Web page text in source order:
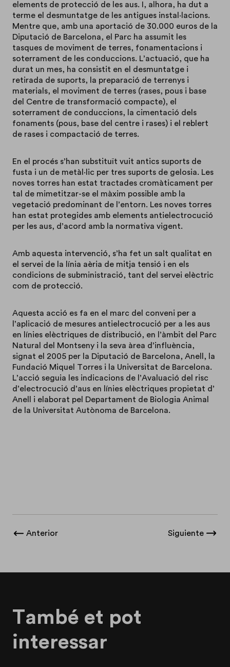
elements de protecció de les aus. I, alhora, ha dut a
terme el desmuntatge de les antigues instal·lacions.
Mentre que, amb una aportació de 30.000 euros de la
Diputació de Barcelona, el Parc ha assumit les
tasques de moviment de terres, fonamentacions i
soterrament de les conduccions. L’actuació, que ha
durat un mes, ha consistit en el desmuntatge i
retirada de suports, la preparació de terrenys i
materials, el moviment de terres (rases, pous i base
del Centre de transformació compacte), el
soterrament de conduccions, la cimentació dels
fonaments (pous, base del centre i rases) i el reblert
de rases i compactació de terres.
En el procés s’han substituït vuit antics suports de
fusta i un de metàl·lic per tres suports de gelosia. Les
noves torres han estat tractades cromàticament per
tal de mimetitzar-se el màxim possible amb la
vegetació predominant de l’entorn. Les noves torres
han estat protegides amb elements antielectrocució
per les aus, d’acord amb la normativa vigent.
Amb aquesta intervenció, s’ha fet un salt qualitat en
el servei de la línia aèria de mitja tensió i en els
condicions de subministració, tant del servei elèctric
com de protecció.
Aquesta acció es fa en el marc del conveni per a
l’aplicació de mesures antielectrocució per a les aus
en línies elèctriques de distribució, en l’àmbit del Parc
Natural del Montseny i la seva àrea d’influència,
signat el 2005 per la Diputació de Barcelona, Anell, la
Fundació Miquel Torres i la Universitat de Barcelona.
L’acció seguia les indicacions de l’Avaluació del risc
d’electrocució d’aus en línies elèctriques propietat d’
Anell i elaborat pel Departament de Biologia Animal
de la Universitat Autònoma de Barcelona.
Anterior Siguiente
També et pot
interessar